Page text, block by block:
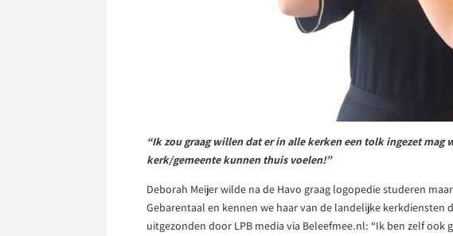
“Ik zou graag willen dat er in alle kerken een tolk ingezet
kerk/gemeente kunnen thuis voelen!”
Deborah Meijer wilde na de Havo graag logopedie studeren
Gebarentaal en kennen we haar van de landelijke kerkdiensten
uitgezonden door LPB media via Beleefmee.nl: “Ik ben zelf